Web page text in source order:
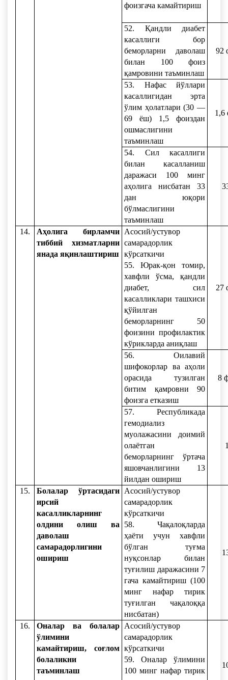
фоизгача камайтириш
52. Қандли диабет
касаллиги бор
беморларни даволаш
билан 100 фоиз
қамровини таъминлаш
92
53. Нафас йўллари
касаллигидан эрта
ўлим ҳолатлари (30 —
69 ёш) 1,5 фоиздан
ошмаслигини
таъминлаш
1,6
54. Сил касаллиги
билан касалланиш
даражаси 100 минг
аҳолига нисбатан 33
дан юқори
бўлмаслигини
таъминлаш
14.
Аҳолига бирламчи
тиббий хизматларни
янада яқинлаштириш
Асосий/устувор
самарадорлик
кўрсаткичи
55. Юрак-қон томир,
хавфли ўсма, қандли
диабет, сил
касалликлари ташхиси
қўйилган
беморларнинг 50
фоизини профилактик
кўрикларда аниқлаш
27
56. Оилавий
шифокорлар ва аҳоли
орасида тузилган
битим қамровни 90
фоизга етказиш
8
57. Республикада
гемодиализ
муолажасини доимий
олаётган
беморларнинг ўртача
яшовчанлигини 13
йилдан ошириш
15.
Болалар ўртасидаги
ирсий
касалликларнинг
олдини олиш ва
даволаш
самарадорлигини
ошириш
Асосий/устувор
самарадорлик
кўрсаткичи
58. Чақалоқларда
ҳаёти учун хавфли
бўлган туғма
нуқсонлар билан
туғилиш даражасини 7
гача камайтириш (100
минг нафар тирик
туғилган чақалоққа
нисбатан)
16.
Оналар ва болалар
ўлимини
камайтириш, соғлом
болаликни
таъминлаш
Асосий/устувор
самарадорлик
кўрсаткичи
59. Оналар ўлимини
100 минг нафар тирик